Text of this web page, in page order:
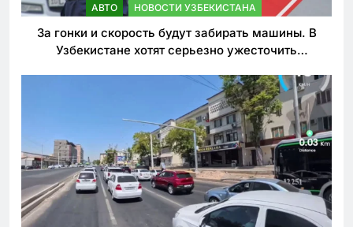
АВТО НОВОСТИ УЗБЕКИСТАНА
За гонки и скорость будут забирать машины. В
Узбекистане хотят серьезно ужесточить